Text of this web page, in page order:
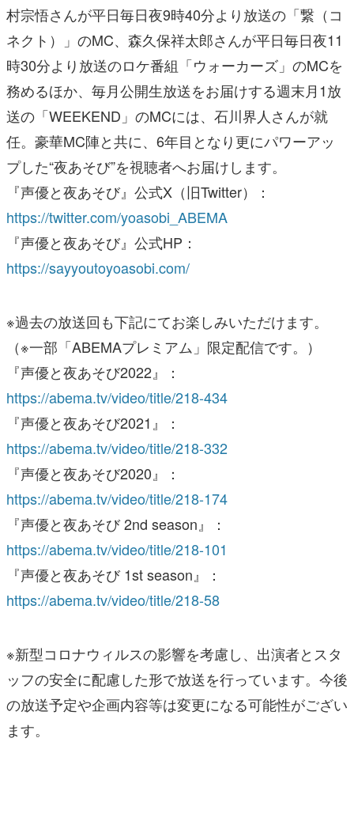
村宗悟さんが平日毎日夜9時40分より放送の「繋（コ
ネクト）」のMC、森久保祥太郎さんが平日毎日夜11
時30分より放送のロケ番組「ウォーカーズ」のMCを
務めるほか、毎月公開生放送をお届けする週末月1放
送の「WEEKEND」のMCには、石川界人さんが就
任。豪華MC陣と共に、6年目となり更にパワーアッ
プした“夜あそび”を視聴者へお届けします。
『声優と夜あそび』公式X（旧Twitter）：
https://twitter.com/yoasobi_ABEMA
『声優と夜あそび』公式HP：
https://sayyoutoyoasobi.com/
※過去の放送回も下記にてお楽しみいただけます。
（※一部「ABEMAプレミアム」限定配信です。）
『声優と夜あそび2022』：
https://abema.tv/video/title/218-434
『声優と夜あそび2021』：
https://abema.tv/video/title/218-332
『声優と夜あそび2020』：
https://abema.tv/video/title/218-174
『声優と夜あそび 2nd season』：
https://abema.tv/video/title/218-101
『声優と夜あそび 1st season』：
https://abema.tv/video/title/218-58
※新型コロナウィルスの影響を考慮し、出演者とスタ
ッフの安全に配慮した形で放送を行っています。今後
の放送予定や企画内容等は変更になる可能性がござい
ます。